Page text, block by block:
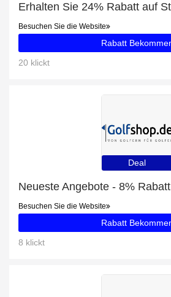
Besuchen Sie die Website
Rabatt
20 klickt
Deal
Neueste Angebote - 8%
Besuchen Sie die Website
Rabatt
8 klickt